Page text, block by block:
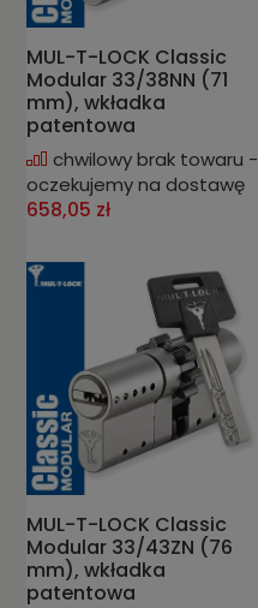
MUL-T-LOCK Classic
Modular 33/38NN (71
mm), wkładka
patentowa
chwilowy brak towaru -
oczekujemy na dostawę
658,05 zł
MUL-T-LOCK Classic
Modular 33/43ZN (76
mm), wkładka
patentowa